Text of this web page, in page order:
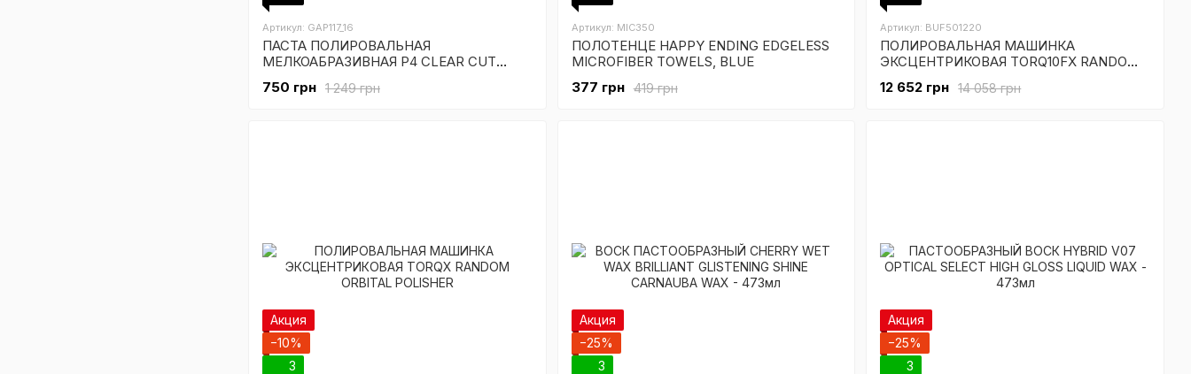
Артикул: GAP117_16
ПАСТА ПОЛИРОВАЛЬНАЯ
МЕЛКОАБРАЗИВНАЯ P4 CLEAR CUT
1 249 грн
750 грн
Артикул: MIC350
ПОЛОТЕНЦЕ HAPPY ENDING EDGELESS
MICROFIBER TOWELS, BLUE
419 грн
377 грн
Артикул: BUF501220
ПОЛИРОВАЛЬНАЯ МАШИНКА
ЭКСЦЕНТРИКОВАЯ TORQ10FX RANDOM
14 058 грн
12 652 грн
Акция
−10%
3
Акция
−25%
3
Акция
−25%
3